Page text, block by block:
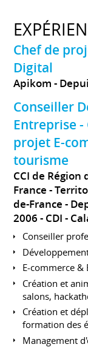
Chef de
Digital
Apikom
Conseiller
Entreprise -
projet E-
tourisme
CCI de Région
France -
de-France
2006 CDI
Conseiller
E-commerce &
Création et
salons,
Création et
formation des
Management